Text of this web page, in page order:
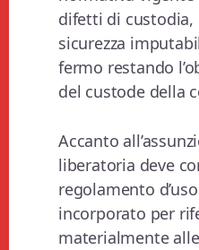
difetti di custodia,
sicurezza
fermo restando
del custode della
Accanto
liberatoria deve
regolamento
incorporato per
materialmente